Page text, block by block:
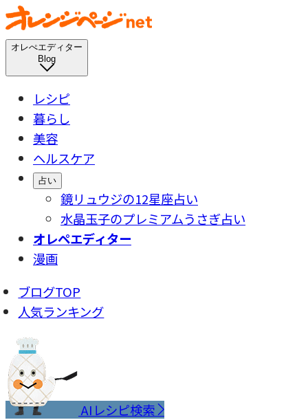
オレぺエディター
Blog
レシピ
暮らし
美容
ヘルスケア
占い
鏡リュウジの12星座占い
水晶玉子のプレミアムうさぎ占い
オレペエディター
漫画
ブログTOP
人気ランキング
AIレシピ検索